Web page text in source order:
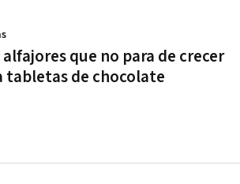
que no para de crecer
tabletas de chocolate